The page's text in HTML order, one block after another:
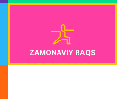
ZAMONAVIY RAQS